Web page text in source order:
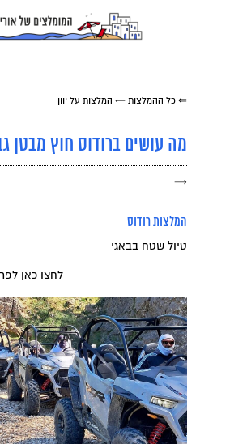
⇐ כל ההמלצות ← המלצות על יוון
מה עושים ברודוס חוץ מבטן
→
המלצות רודוס
טיול שטח בבאגי
לחצו כאן